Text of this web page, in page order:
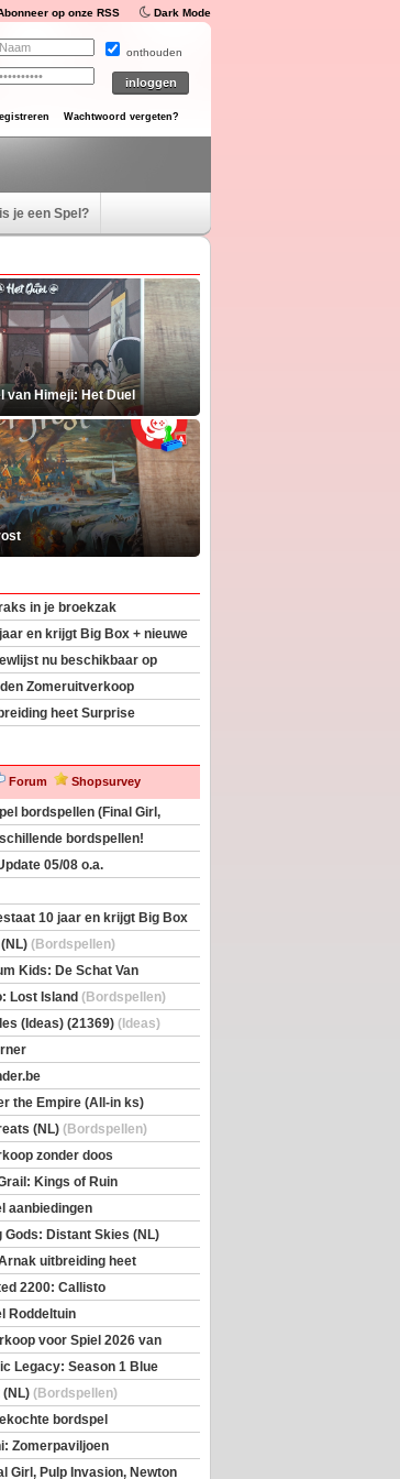
op onze RSS Dark Mode
onthouden
Wachtwoord vergeten?
je een Spel?
van Himeji: Het Duel
in je broekzak
en krijgt Big Box + nieuwe
nu beschikbaar op
Zomeruitverkoop
heet Surprise
Forum Shopsurvey
bordspellen (Final Girl,
Invader)bordspellen!
05/08 o.a.
Horizons, 20 Strong
10 jaar en krijgt Big Box
(Bordspellen)
Kids: De Schat Van
Lost Island (Bordspellen)
(Ideas) (21369) (Ideas)
the Empire (All-in ks)
(NL) (Bordspellen)
zonder doos
Kings of Ruin
(Bordspellen)
aanbiedingen
Gods: Distant Skies (NL)
uitbreiding heet
2200: Callisto
Roddeltuin
voor Spiel 2026 van
Legacy: Season 1 Blue
(NL) (Bordspellen)
bordspel
Zomerpaviljoen
Girl, Pulp Invasion, Newton